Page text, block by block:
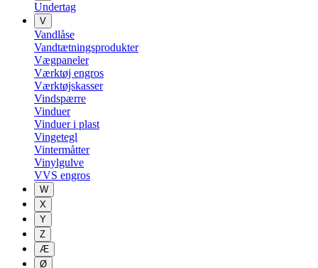
Undertag
V
Vandlåse
Vandtætningsprodukter
Vægpaneler
Værktøj engros
Værktøjskasser
Vindspærre
Vinduer
Vinduer i plast
Vingetegl
Vintermåtter
Vinylgulve
VVS engros
W
X
Y
Z
Æ
Ø